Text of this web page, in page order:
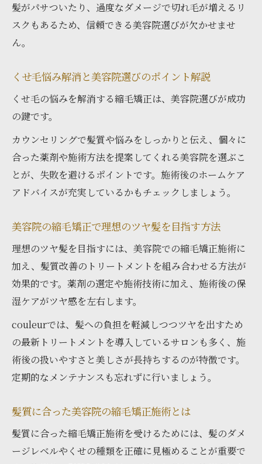
理想のストレートを実現したい方へ
美容院の縮毛矯正で叶える自然なストレー
美容院施術後に長持ちする髪のケア方法
美容院でのストレート施術後の注意点を解
説
話題の髪質改善と縮毛矯正の違い
美容院の髪質改善と縮毛矯正施術を比較
美容院ごとの髪質改善と縮毛矯正のメリッ
ト
美容院で髪質改善と縮毛矯正を使い分ける
方法
美容院スタッフが語る髪質改善と縮毛矯正
の選び方
口コミで探る実力派美容院の特徴
美容院の口コミから読み解く縮毛矯正の実
口コミ評価の高い美容院の選び方ポイント
美容院の口コミで見極める縮毛矯正の安心
感
髪がパサついたり、過度なダメージで切れ毛が増えるリ
スクもあるため、信頼できる美容院選びが欠かせませ
ん。
くせ毛悩み解消と美容院選びのポイント解説
くせ毛の悩みを解消する縮毛矯正は、美容院選びが成功
の鍵です。
カウンセリングで髪質や悩みをしっかりと伝え、個々に
合った薬剤や施術方法を提案してくれる美容院を選ぶこ
とが、失敗を避けるポイントです。施術後のホームケア
アドバイスが充実しているかもチェックしましょう。
美容院の縮毛矯正で理想のツヤ髪を目指す方法
理想のツヤ髪を目指すには、美容院での縮毛矯正施術に
加え、髪質改善のトリートメントを組み合わせる方法が
効果的です。薬剤の選定や施術技術に加え、施術後の保
湿ケアがツヤ感を左右します。
couleurでは、髪への負担を軽減しつつツヤを出すため
の最新トリートメントを導入しているサロンも多く、施
術後の扱いやすさと美しさが長持ちするのが特徴です。
定期的なメンテナンスも忘れずに行いましょう。
髪質に合った美容院の縮毛矯正施術とは
髪質に合った縮毛矯正施術を受けるためには、髪のダメ
ージレベルやくせの種類を正確に見極めることが重要で